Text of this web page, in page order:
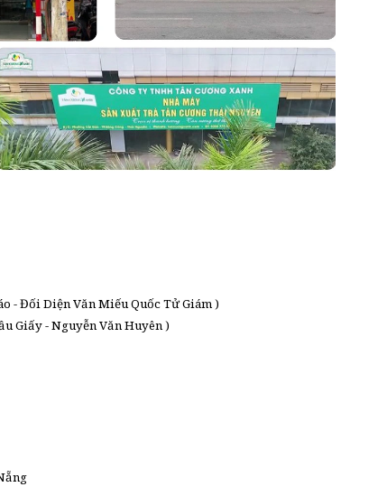
- Đối Diện Văn Miếu Quốc Tử Giám )
Giấy - Nguyễn Văn Huyên )